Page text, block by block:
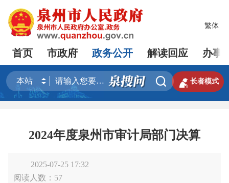
繁体
首页 市政府 政务公开 解读回应 办事
  长者模式
2024年度泉州市审计局部门决算
2025-07-25 17:32
阅读人数： 57